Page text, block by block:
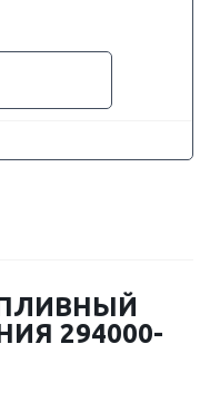
294000-